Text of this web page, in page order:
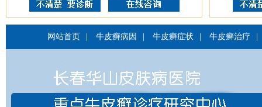
网站首页 牛皮癣病因 牛皮癣症状 牛皮癣治疗